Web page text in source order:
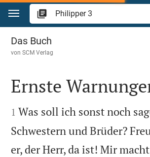
Zum Inhalt springen
Philipper 3
Das Buch
vonSCM Verlag

Ernste

1 Was soll ich sonst noch
Schwestern und Brüder?
er, der Herr, da ist! Mir